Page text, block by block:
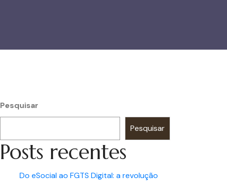
Pesquisar
Pesquisar
Posts recentes
Do eSocial ao FGTS Digital: a revolução